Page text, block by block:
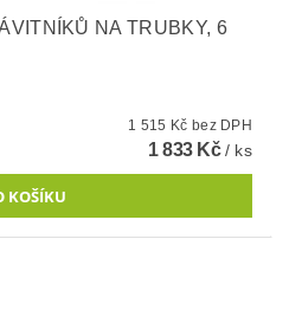
NA TRUBKY, 6
1 515 Kč bez DPH
1 833 Kč/ ks